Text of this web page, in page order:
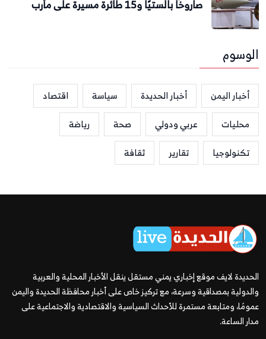
صاروخًا بالستيًا و15 طائرة مسيرة على مأرب
الوسوم
أخبار اليمن أخبار الحديدة سياسة
اقتصاد
محليات
عربي ودولي صحة
رياضة
تكنولوجيا
تقارير ثقافة
الحديدة لايف موقع إخباري يمني مستقل ينقل الأخبار المحلية والعربية
والدولية بمصداقية وسرعة، مع تركيز خاص على أخبار محافظة الحديدة واليمن
عمومًا، ومتابعة مستمرة للأحداث السياسية والاقتصادية والاجتماعية على
مدار الساعة.